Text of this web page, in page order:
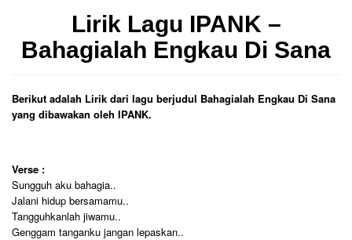
Lirik Lagu IPANK –
Bahagialah Engkau Di Sana
Berikut adalah Lirik dari lagu berjudul Bahagialah Engkau Di Sana
yang dibawakan oleh IPANK.
Verse :
Sungguh aku bahagia..
Jalani hidup bersamamu..
Tangguhkanlah jiwamu..
Genggam tanganku jangan lepaskan..